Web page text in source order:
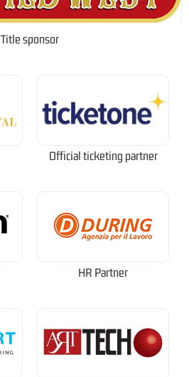
Title sponsor
Official ticketing partner
HR Partner